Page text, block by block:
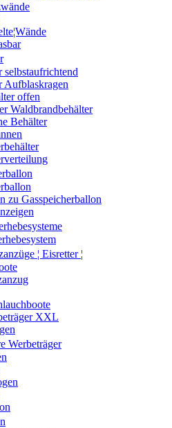
selbstaufrichtend
Aufblaskragen
offen
Waldbrandbehälter
Behälter
zu Gasspeicherballon
¦ Eisretter ¦
XXL
Werbeträger